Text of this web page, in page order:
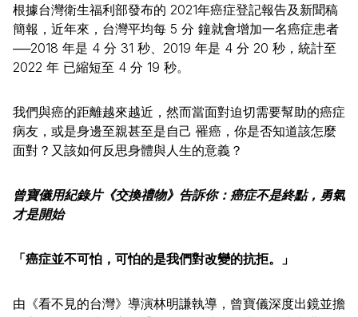
根據台灣衛生福利部發布的 2021年癌症登記報告及新聞稿
簡報，近年來，台灣平均每 5 分 鐘就會增加一名癌症患者
──2018 年是 4 分 31 秒、2019 年是 4 分 20 秒，統計至
2022 年 已縮短至 4 分 19 秒。
我們與癌的距離越來越近，然而當面對迫切需要幫助的癌症
病友，或是身邊至親甚至是自己 罹癌，你是否知道該怎麼
面對？又該如何反思身體與人生的意義？
曾寶儀用紀錄片《交換禮物》告訴你：癌症不是終點，勇氣
才是開始
「癌症並不可怕，可怕的是我們對改變的抗拒。」
由《看不見的台灣》導演林明謙執導，曾寶儀深度出鏡並擔